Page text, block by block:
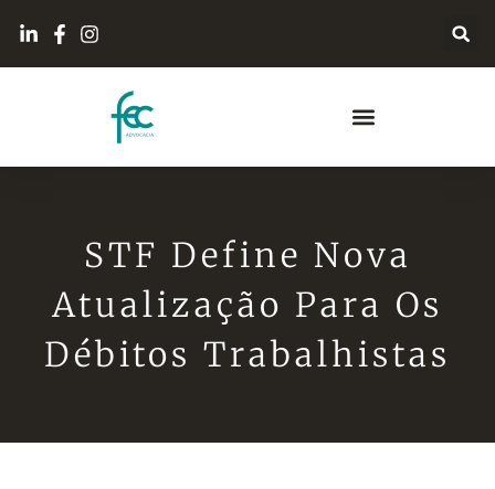
STF Define Nova
Atualização Para Os
Débitos Trabalhistas